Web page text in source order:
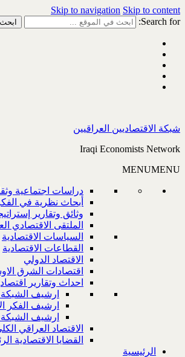
Skip to navigation Skip to content
Search for:
شبكة الاقتصاديين العراقيين
Iraqi Economists Network
MENUMENU
دراسات اجتماعية
أبحاث نظرية في
وثائق وتقارير
الملتقى الاقتصادي
السياسات الاقتصادية
القطاعات الاقتصادية
الاقتصاد الدولي
اقتصادات الشرق
احداث وتقارير
ارشيف
ارشيف الفكر
ارشيف
الاقتصاد العراقي
القضايا الاقتصادية
الرئيسية